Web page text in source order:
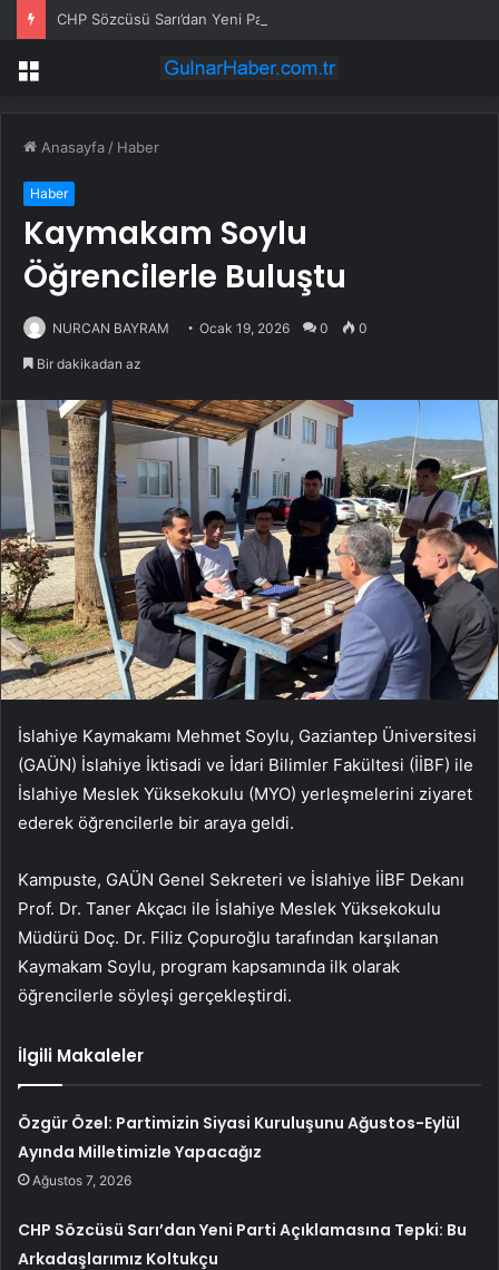
Menü
Anasayfa / Haber
Haber
Kaymakam Soylu
Öğrencilerle Buluştu
NURCAN BAYRAM Ocak 19, 2026 0 0
Bir dakikadan az
İslahiye Kaymakamı Mehmet Soylu, Gaziantep Üniversitesi
(GAÜN) İslahiye İktisadi ve İdari Bilimler Fakültesi (İİBF) ile
İslahiye Meslek Yüksekokulu (MYO) yerleşmelerini ziyaret
ederek öğrencilerle bir araya geldi.
Kampuste, GAÜN Genel Sekreteri ve İslahiye İİBF Dekanı
Prof. Dr. Taner Akçacı ile İslahiye Meslek Yüksekokulu
Müdürü Doç. Dr. Filiz Çopuroğlu tarafından karşılanan
Kaymakam Soylu, program kapsamında ilk olarak
öğrencilerle söyleşi gerçekleştirdi.
İlgili Makaleler
Özgür Özel: Partimizin Siyasi Kuruluşunu Ağustos-Eylül
Ayında Milletimizle Yapacağız
Ağustos 7, 2026
CHP Sözcüsü Sarı’dan Yeni Parti Açıklamasına Tepki: Bu
Arkadaşlarımız Koltukçu